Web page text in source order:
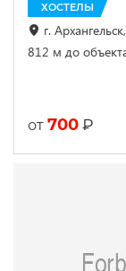
ХОСТЕЛЫ
г.
812 м до
от 700 ₽